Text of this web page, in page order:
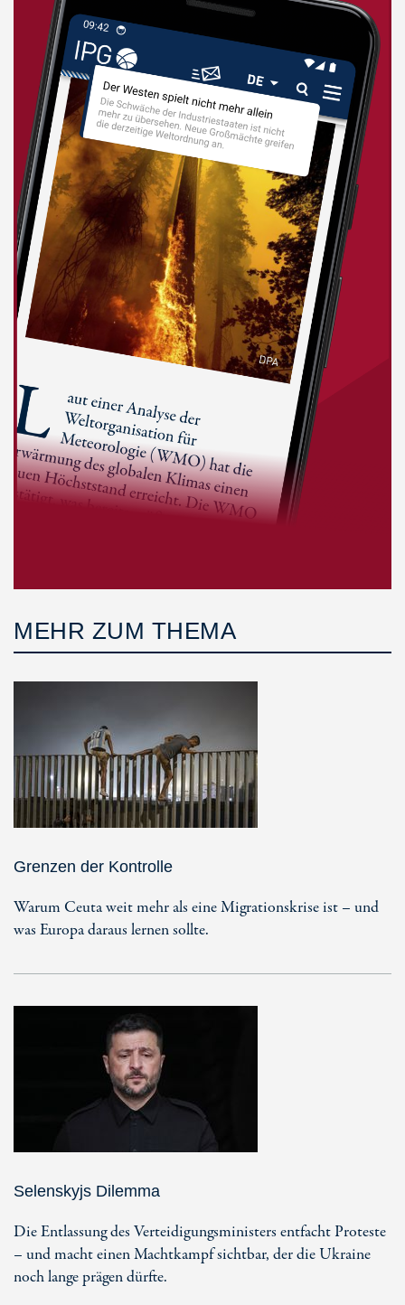
MEHR ZUM THEMA
Grenzen der Kontrolle
Warum Ceuta weit mehr als eine Migrationskrise ist – und
was Europa daraus lernen sollte.
Selenskyjs Dilemma
Die Entlassung des Verteidigungsministers entfacht Proteste
– und macht einen Machtkampf sichtbar, der die Ukraine
noch lange prägen dürfte.